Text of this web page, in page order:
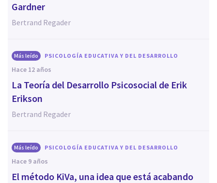
Gardner
Bertrand Regader
Más leído PSICOLOGÍA EDUCATIVA Y DEL DESARROLLO
hace 12 años
La Teoría del Desarrollo Psicosocial de Erik
Erikson
Bertrand Regader
Más leído PSICOLOGÍA EDUCATIVA Y DEL DESARROLLO
hace 9 años
El método KiVa, una idea que está acabando